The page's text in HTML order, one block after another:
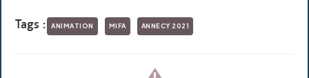
Tags : ANIMATION MIFA ANNECY 2021